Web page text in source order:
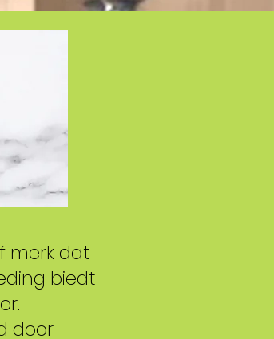
merk dat
biedt
door